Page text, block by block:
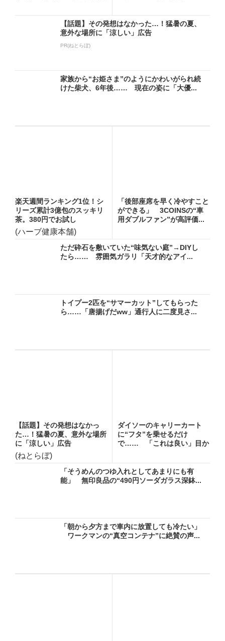
【話題】その発想はなかった…！猛暑の夏、
意外な場所に「涼しい」広告
PR(ねとらぼ)
家族から“お姫さま”のようにかわいがられ続
けた柴犬、6年後…… 現在の姿に「大優...
楽天週間ランキング1位！シ
リーズ累計3億包のスッキリ
茶。380円でお試し
(ハーブ健康本舗)
「後部座席を早く冷やすこと
ができる」 3COINSの“車
用ダブルファン”が高評価...
ただ砕石を敷いていた“味気ない庭”→DIYし
たら…… 雰囲気ガラリ「天才的なアイ...
トイプー2匹を“サマーカット”してもらった
ら……「唐揚げだww」通行人に二度見さ...
【話題】その発想はなかっ
た…！猛暑の夏、意外な場所
に「涼しい」広告
(ねとらぼ)
ダイソーのキャリーカート
に“フタ”を乗せるだけ
で…… 「これは良い」目か
「そうめんのつゆ入れとしてあまりにも有
能」 無印良品の“490円ソーダガラス深鉢...
「朝から夕方まで車内に放置しても冷たい」
ワークマンの“真空コンテナ”に絶賛の声...